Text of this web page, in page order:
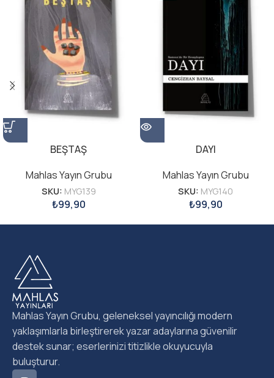
BEŞTAŞ
Mahlas Yayın Grubu
SKU: MYG139
₺99,90
DAYI
Mahlas Yayın Grubu
SKU: MYG140
₺99,90
Mahlas Yayın Grubu, geleneksel yayıncılığı modern
yaklaşımlarla birleştirerek yazar adaylarına güvenilir
destek sunar; eserlerinizi titizlikle okuyucuyla
buluşturur.